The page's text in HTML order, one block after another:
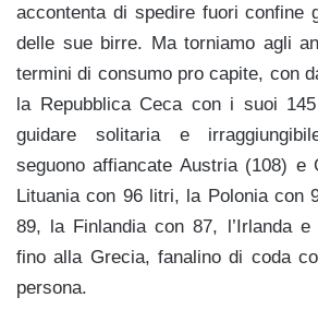
accontenta di spedire fuori confine
delle sue birre. Ma torniamo agli
termini di consumo pro capite, con
la Repubblica Ceca con i suoi
guidare solitaria e
seguono affiancate Austria (108) e
Lituania con 96 litri, la Polonia con
89, la Finlandia con 87, l’Irlanda
fino alla Grecia, fanalino di coda
persona.